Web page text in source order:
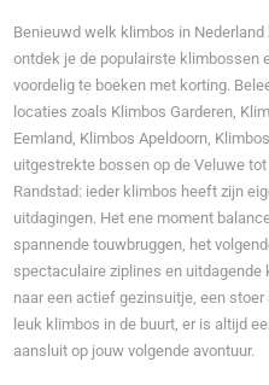
Benieuwd welk klimbos in
ontdek je de populairste klimbossen
voordelig te boeken met korting.
locaties zoals Klimbos Garderen,
Eemland, Klimbos Apeldoorn,
uitgestrekte bossen op de Veluwe
Randstad: ieder klimbos heeft zijn
uitdagingen. Het ene moment
spannende touwbruggen, het
spectaculaire ziplines en
naar een actief gezinsuitje, een
leuk klimbos in de buurt, er is altijd
aansluit op jouw volgende avontuur.